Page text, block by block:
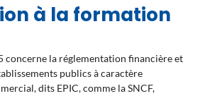
à la formation
concerne la réglementation financière et
publics à caractère
dits EPIC, comme la SNCF,